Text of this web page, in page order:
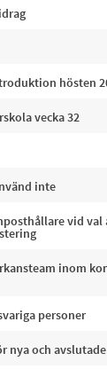
hösten
vecka 32
inte
vid val
inom
personer
nya och